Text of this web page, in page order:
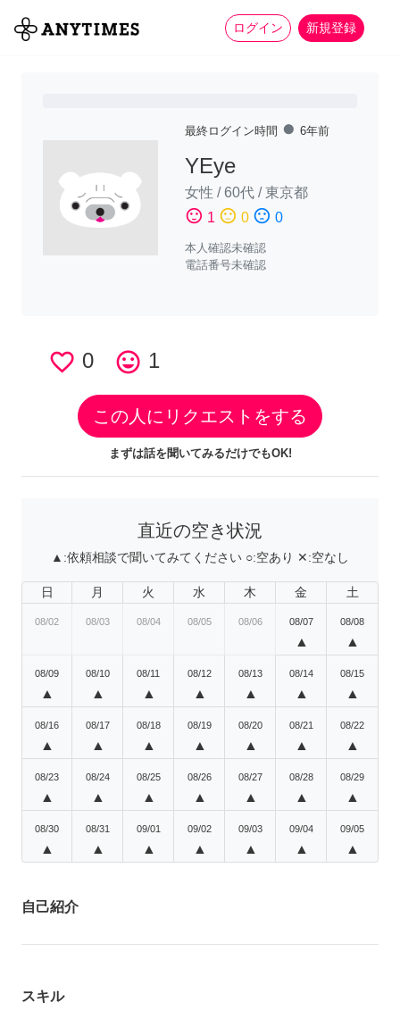
ログイン 新規登録
全て 家事 more_horiz
最終ログイン時間 fiber_manual_record 6年前
YEye
女性 /60代 /東京都
sentiment_satisfied 1 sentiment_neutral 0 sentiment_dissatisfied 0
本人確認未確認
電話番号未確認
favorite_border 0 tag_faces 1
この人にリクエストをする
まずは話を聞いてみるだけでもOK!
直近の空き状況
▲:依頼相談で聞いてみてください ○:空あり ✕:空なし
日 月 火 水 木 金 土
08/02 08/03 08/04 08/05 08/06 08/07
▲
08/08
▲
08/09
▲
08/10
▲
08/11
▲
08/12
▲
08/13
▲
08/14
▲
08/15
▲
08/16
▲
08/17
▲
08/18
▲
08/19
▲
08/20
▲
08/21
▲
08/22
▲
08/23
▲
08/24
▲
08/25
▲
08/26
▲
08/27
▲
08/28
▲
08/29
▲
08/30
▲
08/31
▲
09/01
▲
09/02
▲
09/03
▲
09/04
▲
09/05
▲
自己紹介
スキル